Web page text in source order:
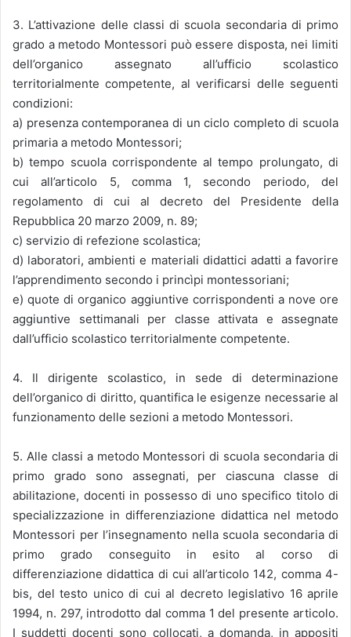
3. L’attivazione delle classi di scuola secondaria di primo
grado a metodo Montessori può essere disposta, nei limiti
dell’organico assegnato all’ufficio scolastico
territorialmente competente, al verificarsi delle seguenti
condizioni:
a) presenza contemporanea di un ciclo completo di scuola
primaria a metodo Montessori;
b) tempo scuola corrispondente al tempo prolungato, di
cui all’articolo 5, comma 1, secondo periodo, del
regolamento di cui al decreto del Presidente della
Repubblica 20 marzo 2009, n. 89;
c) servizio di refezione scolastica;
d) laboratori, ambienti e materiali didattici adatti a favorire
l’apprendimento secondo i princìpi montessoriani;
e) quote di organico aggiuntive corrispondenti a nove ore
aggiuntive settimanali per classe attivata e assegnate
dall’ufficio scolastico territorialmente competente.
4. Il dirigente scolastico, in sede di determinazione
dell’organico di diritto, quantifica le esigenze necessarie al
funzionamento delle sezioni a metodo Montessori.
5. Alle classi a metodo Montessori di scuola secondaria di
primo grado sono assegnati, per ciascuna classe di
abilitazione, docenti in possesso di uno specifico titolo di
specializzazione in differenziazione didattica nel metodo
Montessori per l’insegnamento nella scuola secondaria di
primo grado conseguito in esito al corso di
differenziazione didattica di cui all’articolo 142, comma 4-
bis, del testo unico di cui al decreto legislativo 16 aprile
1994, n. 297, introdotto dal comma 1 del presente articolo.
I suddetti docenti sono collocati, a domanda, in appositi